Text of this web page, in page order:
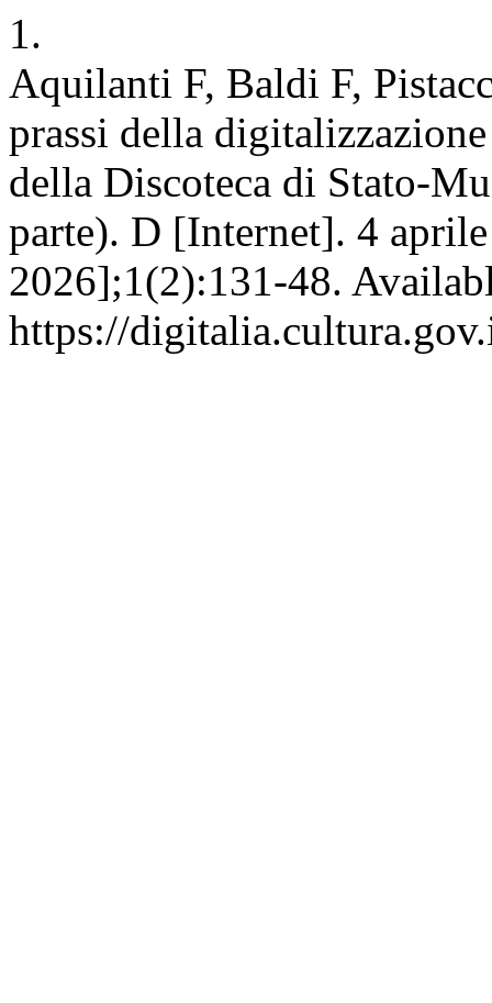
1.
Aquilanti F, Baldi F,
prassi della
della Discoteca di Stato-
parte). D [Internet]. 4
2026];1(2):131-48.
https://